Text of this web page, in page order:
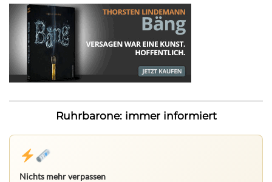
Ruhrbarone: immer informiert
Nichts mehr verpassen